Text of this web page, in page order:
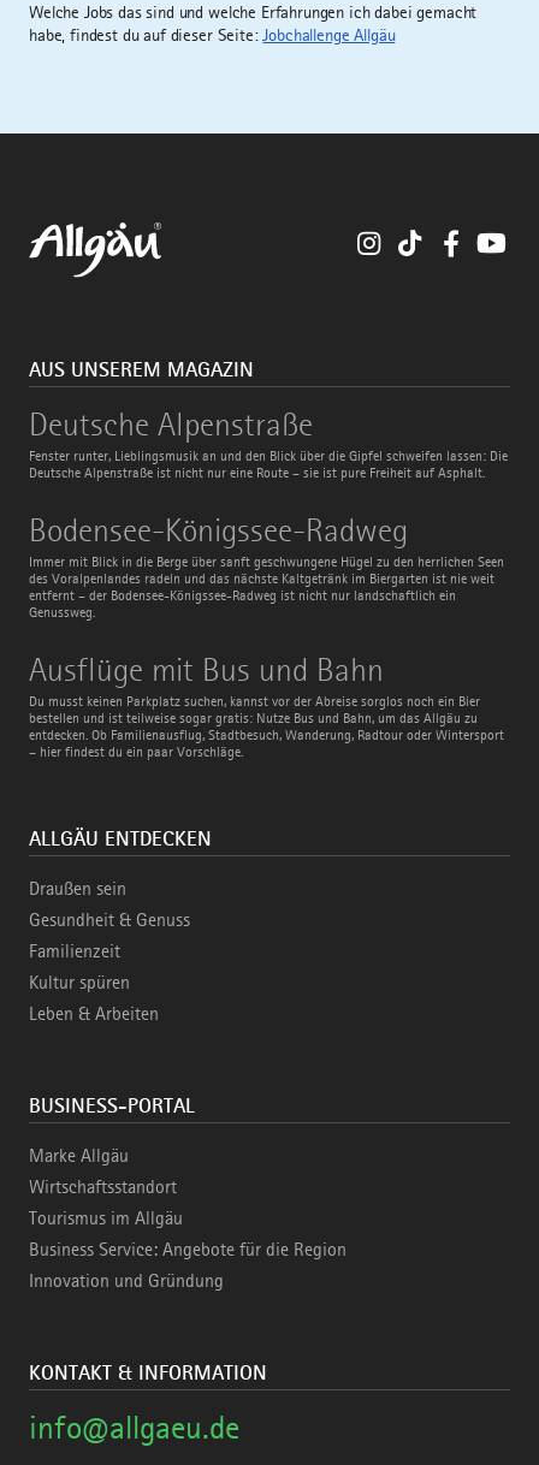
Welche Jobs das sind und welche Erfahrungen ich dabei gemacht
habe, findest du auf dieser Seite: Jobchallenge Allgäu
InstagramTikTok
AUS UNSEREM MAGAZIN
Deutsche Alpenstraße
Fenster runter, Lieblingsmusik an und den Blick über die Gipfel schweifen lassen: Die
Deutsche Alpenstraße ist nicht nur eine Route – sie ist pure Freiheit auf Asphalt.
Deutsche
Alpenstraße
Bodensee-Königssee-Radweg
Immer mit Blick in die Berge über sanft geschwungene Hügel zu den herrlichen Seen
des Voralpenlandes radeln und das nächste Kaltgetränk im Biergarten ist nie weit
entfernt – der Bodensee-Königssee-Radweg ist nicht nur landschaftlich ein
Genussweg.
Bodensee-
Königssee-
Radweg
Ausflüge mit Bus und Bahn
Du musst keinen Parkplatz suchen, kannst vor der Abreise sorglos noch ein Bier
bestellen und ist teilweise sogar gratis: Nutze Bus und Bahn, um das Allgäu zu
entdecken. Ob Familienausflug, Stadtbesuch, Wanderung, Radtour oder Wintersport
– hier findest du ein paar Vorschläge.
Ausflüge
mit
Bus
und
Bahn
ALLGÄU ENTDECKEN
Draußen sein
Gesundheit & Genuss
Familienzeit
Kultur spüren
Leben & Arbeiten
BUSINESS-PORTAL
Marke Allgäu
Wirtschaftsstandort
Tourismus im Allgäu
Business Service: Angebote für die Region
Innovation und Gründung
KONTAKT & INFORMATION
info@allgaeu.de